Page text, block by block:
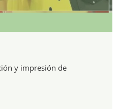
y impresión de